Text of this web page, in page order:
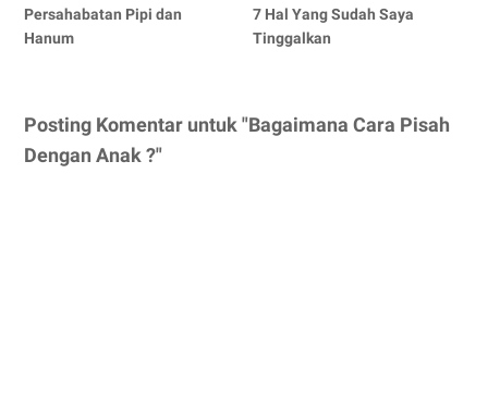
Persahabatan Pipi dan
Hanum
7 Hal Yang Sudah Saya
Tinggalkan
Posting Komentar untuk "Bagaimana Cara Pisah
Dengan Anak ?"